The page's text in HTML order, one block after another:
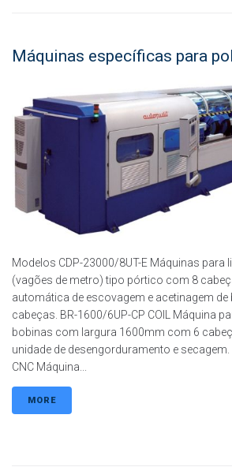
Máquinas específicas para
Modelos CDP-23000/8UT-E Máquinas para
(vagões de metro) tipo pórtico com 8
automática de escovagem e acetinagem de
cabeças. BR-1600/6UP-CP COIL Máquina
bobinas com largura 1600mm com 6
unidade de desengorduramento e
CNC Máquina...
MORE